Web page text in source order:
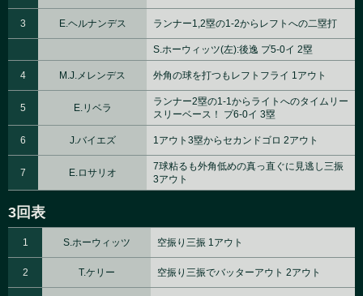
3 E.ヘルナンデス ランナー1,2塁の1-2からレフトへの二塁打
S.ホーウィッツ(左):後逸 プ5-0イ 2塁
4 M.J.メレンデス 外角の球を打つもレフトフライ 1アウト
5 E.リベラ
ランナー2塁の1-1からライトへのタイムリー
スリーベース！ プ6-0イ 3塁
6 J.バイエズ 1アウト3塁からセカンドゴロ 2アウト
7 E.ロサリオ
7球粘るも外角低めの真っ直ぐに見逃し三振
3アウト
3回表
1 S.ホーウィッツ 空振り三振 1アウト
2 T.ケリー 空振り三振でバッターアウト 2アウト